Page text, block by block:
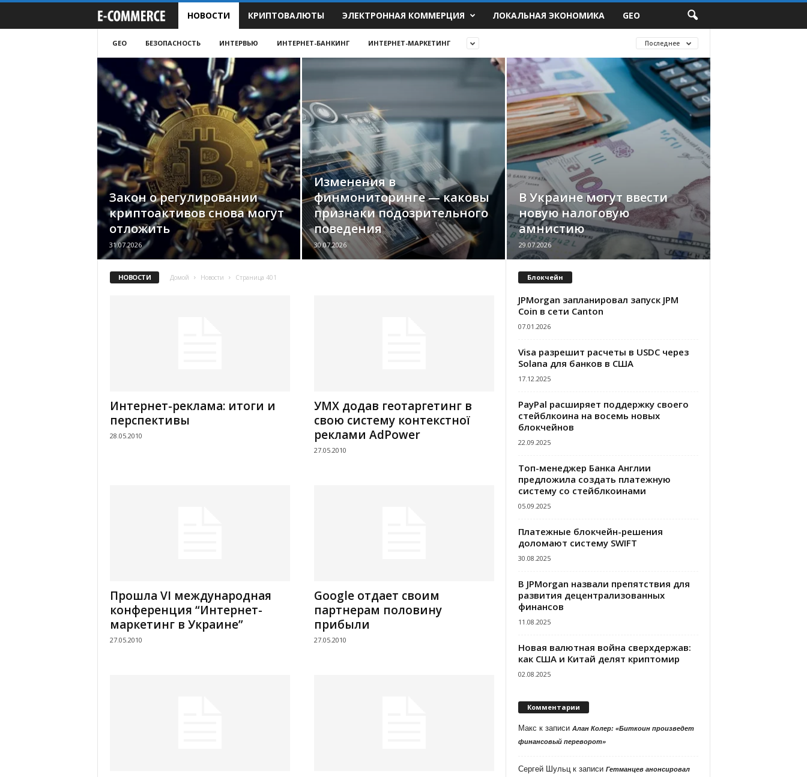
-
C
o
m
m
e
r
c
e
.
u
НОВОСТИ КРИПТОВАЛЮТЫ ЭЛЕКТРОННАЯ КОММЕРЦИЯ ЛОКАЛЬНАЯ ЭКОНОМИКА GEO
GEO БЕЗОПАСНОСТЬ ИНТЕРВЬЮ ИНТЕРНЕТ-БАНКИНГ ИНТЕРНЕТ-МАРКЕТИНГ Последнее
Закон о регулировании
криптоактивов снова могут
отложить
31.07.2026
Изменения в
финмониторинге — каковы
признаки подозрительного
поведения
30.07.2026
В Украине могут ввести
новую налоговую
амнистию
29.07.2026
НОВОСТИ Домой Новости Страница 401
Интернет-реклама: итоги и
перспективы
28.05.2010
УМХ додав геотаргетинг в
свою систему контекстної
реклами AdPower
27.05.2010
Прошла VI международная
конференция “Интернет-
маркетинг в Украине”
27.05.2010
Google отдает своим
партнерам половину
прибыли
27.05.2010
Блокчейн
JPMorgan запланировал запуск JPM
Coin в сети Canton
07.01.2026
Visa разрешит расчеты в USDC через
Solana для банков в США
17.12.2025
PayPal расширяет поддержку своего
стейблкоина на восемь новых
блокчейнов
22.09.2025
Топ-менеджер Банка Англии
предложила создать платежную
систему со стейблкоинами
05.09.2025
Платежные блокчейн-решения
доломают систему SWIFT
30.08.2025
В JPMorgan назвали препятствия для
развития децентрализованных
финансов
11.08.2025
Новая валютная война сверхдержав:
как США и Китай делят криптомир
02.08.2025
Комментарии
Макс к записи Алан Колер: «Биткоин произведет
финансовый переворот»
Сергей Шульцк записи Гетманцев анонсировал